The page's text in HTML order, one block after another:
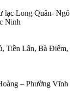
lạc Long Quân- Ngô
Ninh
Tiền Lân, Bà Điểm,
– Phường Vĩnh